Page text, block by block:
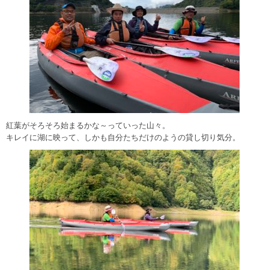
紅葉がそろそろ始まるかな～っていった山々。
キレイに湖に映って、しかも自分たちだけのようの貸し切り気分。